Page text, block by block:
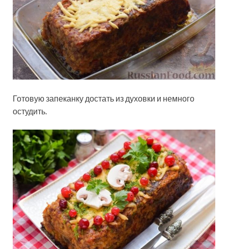
Готовую запеканку достать из духовки и немного
остудить.